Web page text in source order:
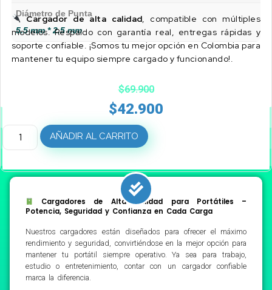
Diámetro de Punta
5.5 mm * 2.5 mm
Cargador de alta calidad, compatible con múltiples
modelos. Respaldo con garantía real, entregas rápidas y
soporte confiable. ¡Somos tu mejor opción en Colombia para
mantener tu equipo siempre cargado y funcionando!.
$69.900
$42.900
AÑADIR AL CARRITO
Cargadores de Alta Calidad para Portátiles –
Potencia, Seguridad y Confianza en Cada Carga
Nuestros cargadores están diseñados para ofrecer el máximo
rendimiento y seguridad, convirtiéndose en la mejor opción para
mantener tu portátil siempre operativo. Ya sea para trabajo,
estudio o entretenimiento, contar con un cargador confiable
marca la diferencia.